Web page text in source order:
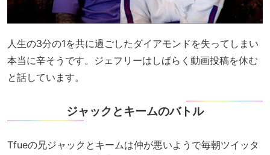
人生の3分の1を共に過ごしたダイアモンドを失ってしまい
本当に辛そうです。ジェフリーはしばらく動画投稿を休む
と話しています。
ジャックとキームのバトル
Tfueの兄ジャックとキームは仲が悪いようで毎朝ツイッタ